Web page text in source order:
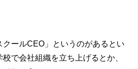
クールCEO」というのがあるとい
で会社組織を立ち上げるとか、